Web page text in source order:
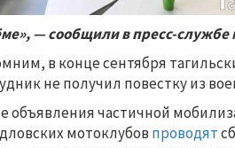
— сообщили в пресс-службе
в конце сентября
не получил повестку из
объявления частичной
мотоклубов проводят